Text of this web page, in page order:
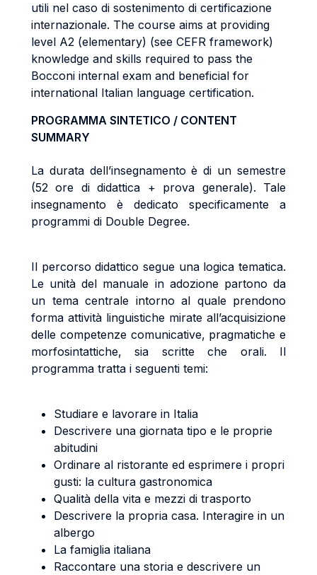
utili nel caso di sostenimento di certificazione
internazionale. The course aims at providing
level A2 (elementary) (see CEFR framework)
knowledge and skills required to pass the
Bocconi internal exam and beneficial for
international Italian language certification.
PROGRAMMA SINTETICO / CONTENT
SUMMARY
La durata dell’insegnamento è di un semestre
(52 ore di didattica + prova generale). Tale
insegnamento è dedicato specificamente a
programmi di Double Degree.
Il percorso didattico segue una logica tematica.
Le unità del manuale in adozione partono da
un tema centrale intorno al quale prendono
forma attività linguistiche mirate all’acquisizione
delle competenze comunicative, pragmatiche e
morfosintattiche, sia scritte che orali. Il
programma tratta i seguenti temi:
Studiare e lavorare in Italia
Descrivere una giornata tipo e le proprie
abitudini
Ordinare al ristorante ed esprimere i propri
gusti: la cultura gastronomica
Qualità della vita e mezzi di trasporto
Descrivere la propria casa. Interagire in un
albergo
La famiglia italiana
Raccontare una storia e descrivere un